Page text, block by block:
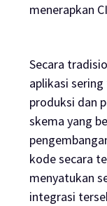
menerapkan
Secara
aplikasi
produksi dan
skema yang
kode secara
menyatukan
integrasi